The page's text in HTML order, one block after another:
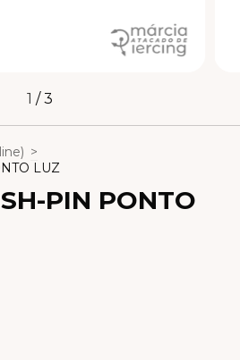
1 /3
>
LUZ
PIN PONTO